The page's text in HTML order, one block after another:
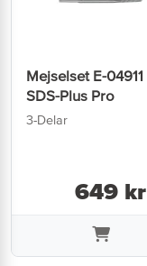
Mejselset E-04911
SDS-Plus Pro
3-Delar
649 kr